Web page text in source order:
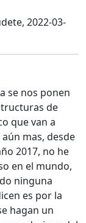
2022-03-
se nos ponen
de
que van a
mas, desde
2017, no he
en el mundo,
ninguna
es por la
hagan un